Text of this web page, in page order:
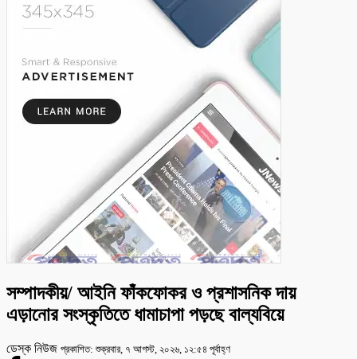
সম্পাদকীয়/ আইনি ফাঁকফোকর ও প্রশাসনিক দায়
এড়ানোর সংস্কৃতিতে ধামাচাপা পড়ছে বাল্যবিয়ে
ডেস্ক নিউজ প্রকাশিত: শুক্রবার, ৭ আগস্ট, ২০২৬, ১২:৫৪ পূর্বাহ্ণ